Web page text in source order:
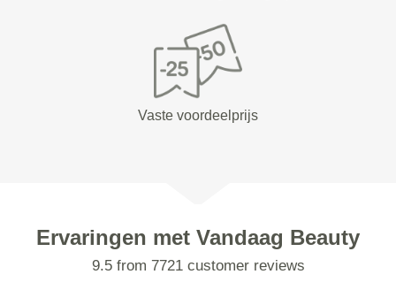
Vaste voordeelprijs
Ervaringen met Vandaag Beauty
9.5 from 7721 customer reviews